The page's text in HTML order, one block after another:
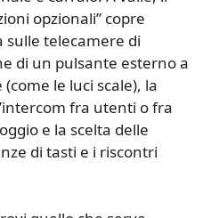
opzionali” copre
sulle telecamere di
di un pulsante esterno a
le luci scale), la
fra utenti o fra
e la scelta delle
di tasti e i riscontri